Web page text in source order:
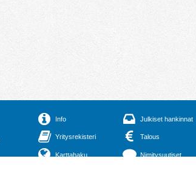
Info
Yritysrekisteri
Karttahaku
Julkiset hankinnat
Talous
Nimitysuutiset